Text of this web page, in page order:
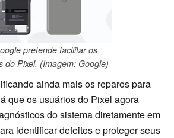
pretende facilitar os
do Pixel. (Imagem: Google)
ainda mais os reparos para
que os usuários do Pixel agora
do sistema diretamente em
identificar defeitos e proteger seus